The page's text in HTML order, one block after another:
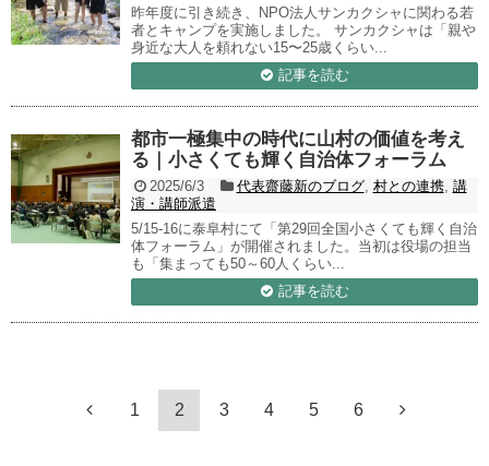
昨年度に引き続き、NPO法人サンカクシャに関わる若
者とキャンプを実施しました。 サンカクシャは「親や
身近な大人を頼れない15〜25歳くらい...
記事を読む
都市一極集中の時代に山村の価値を考え
る｜小さくても輝く自治体フォーラム
2025/6/3 代表齋藤新のブログ, 村との連携, 講
演・講師派遣
5/15-16に泰阜村にて「第29回全国小さくても輝く自治
体フォーラム」が開催されました。当初は役場の担当
も「集まっても50～60人くらい...
記事を読む
1 2 3 4 5 6